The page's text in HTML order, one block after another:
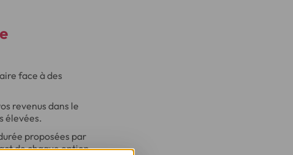
face à des
revenus dans le
élevées.
proposées par
de chaque option